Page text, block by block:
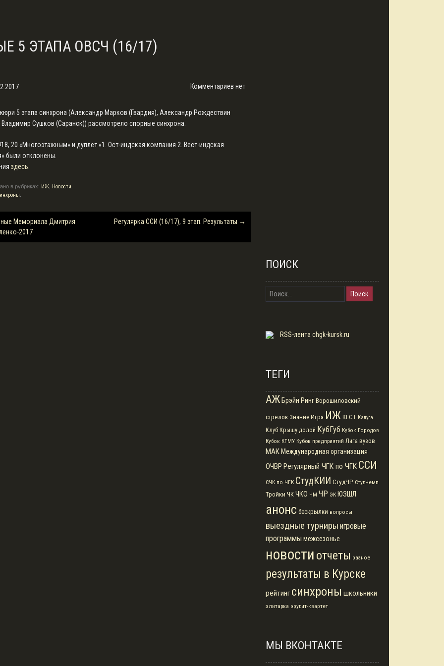
5 ЭТАПА ОВСЧ (16/17)
Комментариев нет
5 этапа синхрона (Александр Марков (Гвардия), Александр Рождествин
Сушков (Саранск)) рассмотрело спорные синхрона.
20 «Многоэтажным» и дуплет «1. Ост-индская компания 2. Вест-индская
были отклонены.
здесь.
в рубриках: ИЖ Новости
Мемориала Дмитрия
2017
Регулярка ССИ (16/17), 9 этап. Результаты →
ПОИСК
Найти:
RSS-лента chgk-kursk.ru
ТЕГИ
АЖ Брэйн РингВорошиловский
стрелок Знание.Игра ИЖ КЕСТ Калуга
Клуб Крышу долой КубГуб Кубок Городов
Кубок КГМУ Кубок предприятий Лига вузов
МАК Международная организация
ОЧВР Регулярный ЧГК по ЧГК ССИ
СЧК по ЧГК СтудКИИ СтудЧР СтудЧемп
Тройки ЧК ЧКО ЧМ ЧР ЭК ЮЗШЛ
анонс бескрылки вопросы
выездные турниры игровые
программы межсезонье
новости отчеты разное
результаты в Курске
рейтинг синхроны школьники
элитарка эрудит-квартет
МЫ ВКОНТАКТЕ